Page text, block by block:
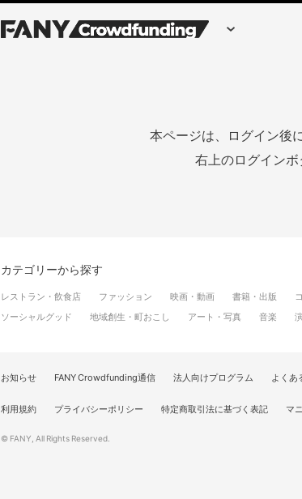
本ページは、ログイン後
右上のログインボ
カテゴリーから探す
レストラン・飲食店 ファッション 映画・動画 書籍・出版
ソーシャルグッド
地域創生・町おこし アート・写真 音楽
お知らせ FANY Crowdfunding通信 法人向けプログラム よくあ
利用規約 プライバシーポリシー 特定商取引法に基づく表記 マ
© FANY, All Rights Reserved.